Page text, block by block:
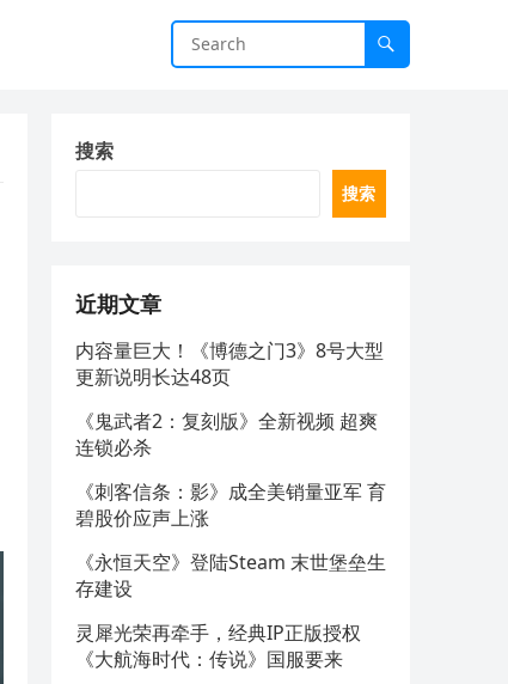
搜索
搜索
近期文章
内容量巨大！《博德之门3》8号大型
更新说明长达48页
《鬼武者2：复刻版》全新视频 超爽
连锁必杀
《刺客信条：影》成全美销量亚军 育
碧股价应声上涨
《永恒天空》登陆Steam 末世堡垒生
存建设
灵犀光荣再牵手，经典IP正版授权
《大航海时代：传说》国服要来